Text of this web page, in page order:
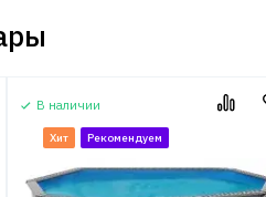
В наличии
Хит Рекомендуем